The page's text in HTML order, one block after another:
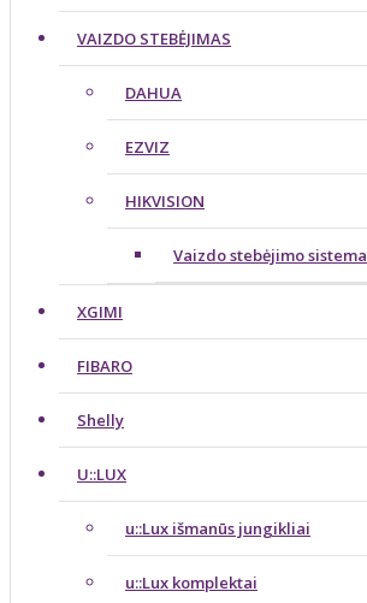
VAIZDO STEBĖJIMAS
DAHUA
EZVIZ
HIKVISION
Vaizdo stebėjimo sistema
XGIMI
FIBARO
Shelly
U::LUX
u::Lux išmanūs jungikliai
u::Lux komplektai